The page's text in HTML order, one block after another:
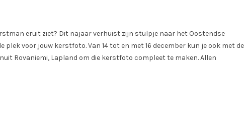
eruit ziet? Dit najaar verhuist zijn stulpje naar het Oostendse
plek voor jouw kerstfoto. Van 14 tot en met 16 december kun je ook met de
Rovaniemi, Lapland om die kerstfoto compleet te maken. Allen